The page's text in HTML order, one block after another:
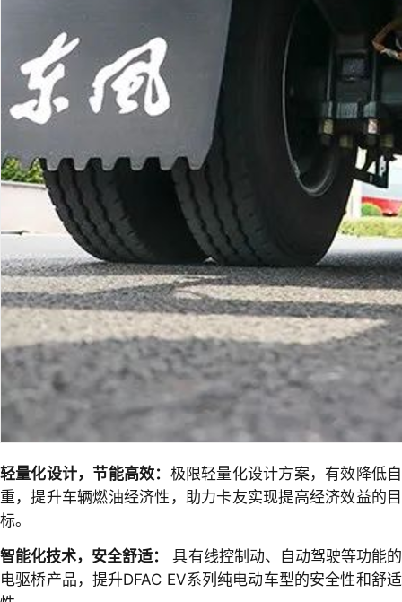
轻量化设计，节能高效： 极限轻量化设计方案，有效降低自
重，提升车辆燃油经济性，助力卡友实现提高经济效益的目
标。
智能化技术，安全舒适：
具有线控制动、自动驾驶等功能的
电驱桥产品，提升DFAC EV系列纯电动车型的安全性和舒适